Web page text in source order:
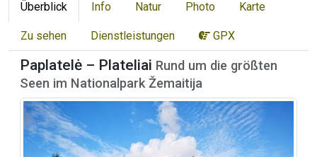
Überblick Info Natur Photo Karte
Zu sehen Dienstleistungen GPX
Paplatelė – Plateliai Rund um die größten
Seen im Nationalpark Žemaitija